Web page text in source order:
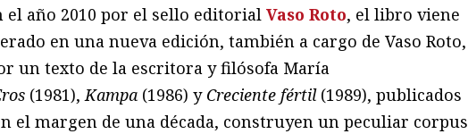
el año 2010 por el sello editorial Vaso Roto, el libro viene
en una nueva edición, también a cargo de Vaso Roto,
un texto de la escritora y filósofa María
(1981),Kampa (1986) y Creciente fértil(1989), publicados
el margen de una década, construyen un peculiar corpus